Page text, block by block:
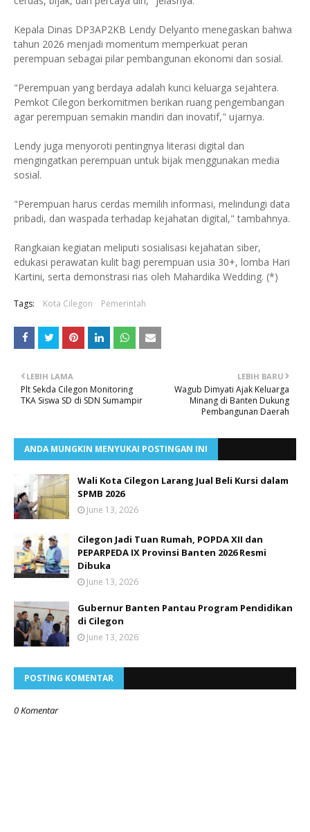
Kepala Dinas DP3AP2KB Lendy Delyanto menegaskan bahwa
tahun 2026 menjadi momentum memperkuat peran
perempuan sebagai pilar pembangunan ekonomi dan sosial.
"Perempuan yang berdaya adalah kunci keluarga sejahtera.
Pemkot Cilegon berkomitmen berikan ruang pengembangan
agar perempuan semakin mandiri dan inovatif," ujarnya.
Lendy juga menyoroti pentingnya literasi digital dan
mengingatkan perempuan untuk bijak menggunakan media
sosial.
"Perempuan harus cerdas memilih informasi, melindungi data
pribadi, dan waspada terhadap kejahatan digital," tambahnya.
Rangkaian kegiatan meliputi sosialisasi kejahatan siber,
edukasi perawatan kulit bagi perempuan usia 30+, lomba Hari
Kartini, serta demonstrasi rias oleh Mahardika Wedding. (*)
Tags: Kota Cilegon Pemerintah
LEBIH BARU
Wagub Dimyati Ajak Keluarga
Minang di Banten Dukung
Pembangunan Daerah
LEBIH LAMA
Plt Sekda Cilegon Monitoring
TKA Siswa SD di SDN Sumampir
ANDA MUNGKIN MENYUKAI POSTINGAN INI
Wali Kota Cilegon Larang Jual Beli Kursi dalam
SPMB 2026
June 13, 2026
Cilegon Jadi Tuan Rumah, POPDA XII dan
PEPARPEDA IX Provinsi Banten 2026 Resmi
Dibuka
June 13, 2026
Gubernur Banten Pantau Program Pendidikan
di Cilegon
June 13, 2026
POSTING KOMENTAR
0 Komentar